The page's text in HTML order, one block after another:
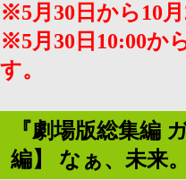
※5月30日から10
※5月30日10:00か
す。
『劇場版総集編
編】 なぁ、未来